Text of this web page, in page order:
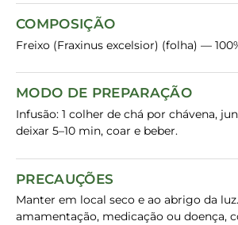
COMPOSIÇÃO
Freixo (Fraxinus excelsior) (folha) —
MODO DE PREPARAÇÃO
Infusão: 1 colher de chá por chávena,
deixar 5–10 min, coar e beber.
PRECAUÇÕES
Manter em local seco e ao abrigo da
amamentação, medicação ou doença,